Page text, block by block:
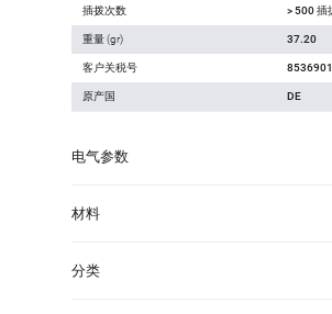
插拨次数 > 500 插
重量 (gr) 37.20
客户关税号
原产国 DE
电气参数
材料
分类